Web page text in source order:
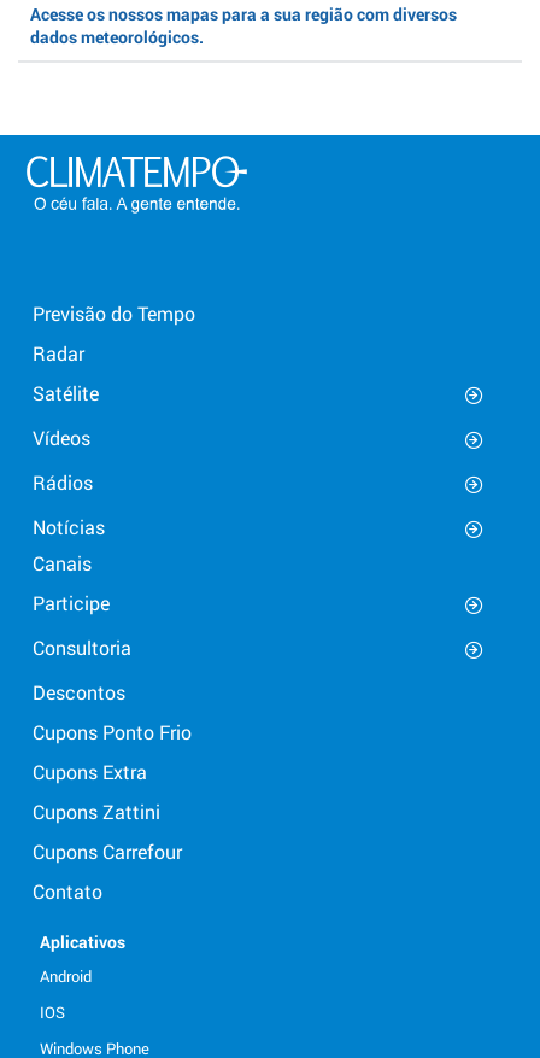
Acesse os nossos mapas para a sua região com diversos
dados meteorológicos.
Previsão do Tempo
Radar
Satélite
Vídeos
Rádios
Notícias
Canais
Participe
Consultoria
Descontos
Cupons Ponto Frio
Cupons Extra
Cupons Zattini
Cupons Carrefour
Contato
Aplicativos
Android
IOS
Windows Phone